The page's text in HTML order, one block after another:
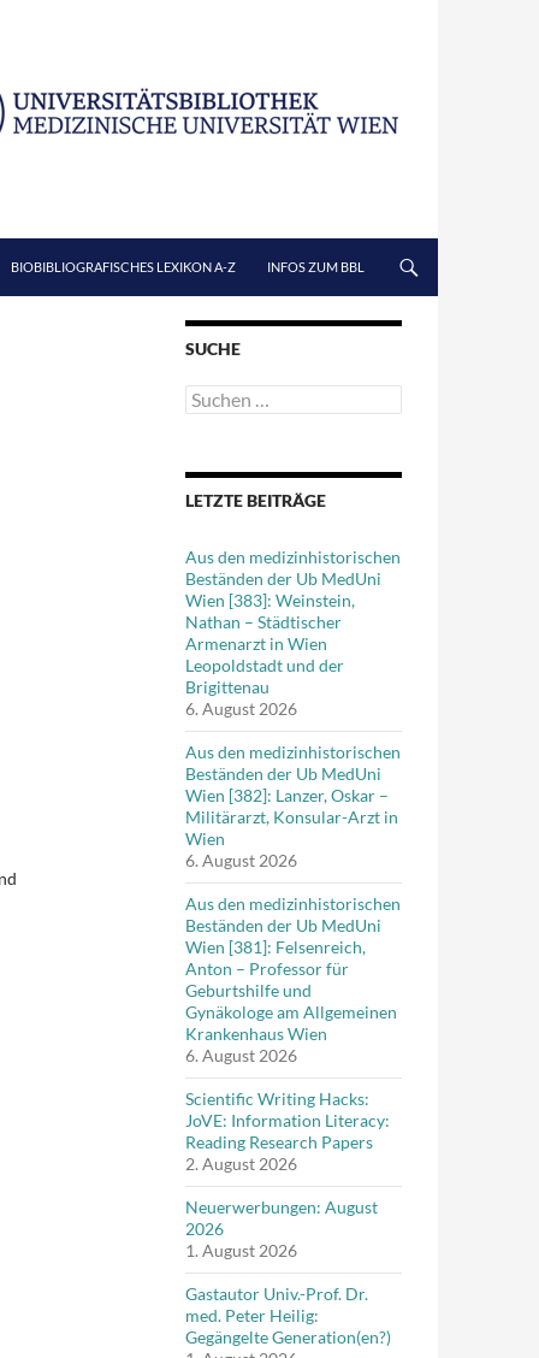
BIOBIBLIOGRAFISCHES LEXIKON A-Z INFOS ZUM BBL
SUCHE
Suchen
nach:
LETZTE BEITRÄGE
Aus den medizinhistorischen
Beständen der Ub MedUni
Wien [383]: Weinstein,
Nathan – Städtischer
Armenarzt in Wien
Leopoldstadt und der
Brigittenau
6. August 2026
Aus den medizinhistorischen
Beständen der Ub MedUni
Wien [382]: Lanzer, Oskar –
Militärarzt, Konsular-Arzt in
Wien
6. August 2026
Aus den medizinhistorischen
Beständen der Ub MedUni
Wien [381]: Felsenreich,
Anton – Professor für
Geburtshilfe und
Gynäkologe am Allgemeinen
Krankenhaus Wien
6. August 2026
Scientific Writing Hacks:
JoVE: Information Literacy:
Reading Research Papers
2. August 2026
Neuerwerbungen: August
2026
1. August 2026
Gastautor Univ.-Prof. Dr.
med. Peter Heilig:
Gegängelte Generation(en?)